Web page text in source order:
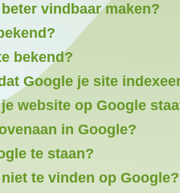
vindbaar maken?
bekend?
Google je site
website op Google
in Google?
te staan?
te vinden op Google?